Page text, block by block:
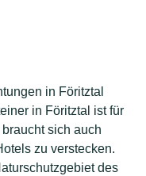
in Föritztal
in Föritztal ist für
sich auch
zu verstecken.
des